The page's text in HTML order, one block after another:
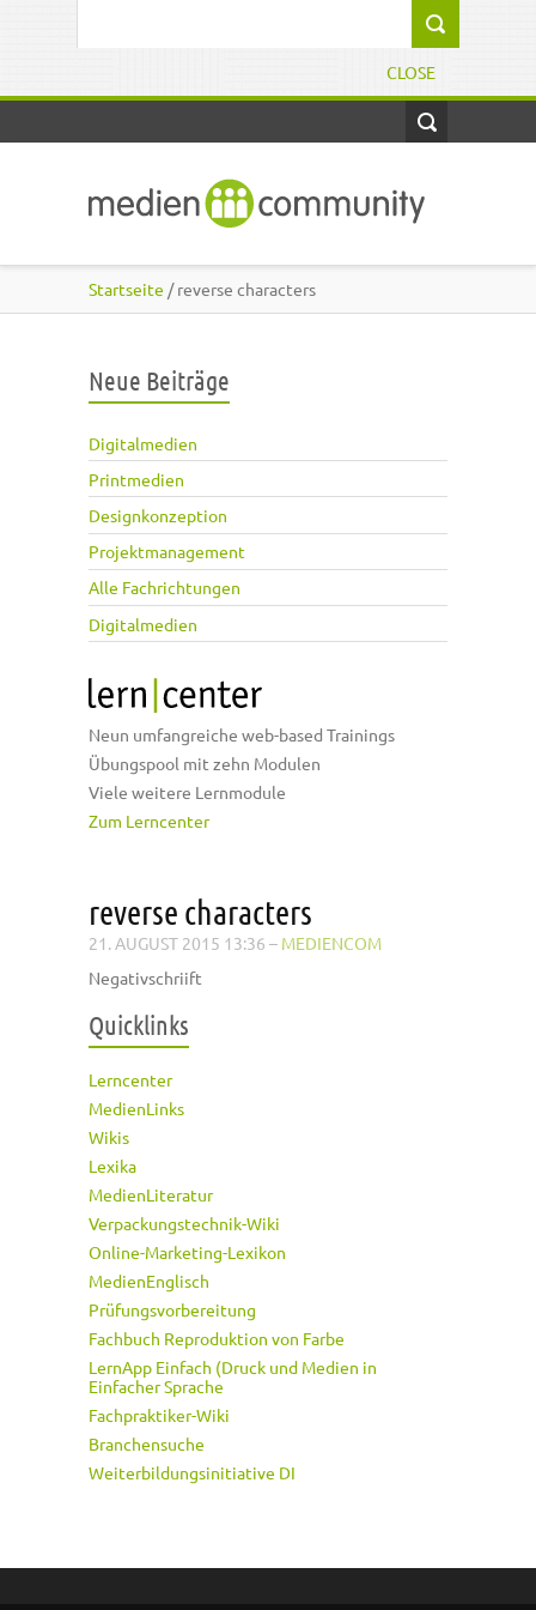
CLOSE
Startseite / reverse characters
Neue Beiträge
Digitalmedien
Printmedien
Designkonzeption
Projektmanagement
Alle Fachrichtungen
Digitalmedien
Neun umfangreiche web-based Trainings
Übungspool mit zehn Modulen
Viele weitere Lernmodule
Zum Lerncenter
reverse characters
21. AUGUST 2015 13:36 – MEDIENCOM
Negativschriift
Quicklinks
Lerncenter
MedienLinks
Wikis
Lexika
MedienLiteratur
Verpackungstechnik-Wiki
Online-Marketing-Lexikon
MedienEnglisch
Prüfungsvorbereitung
Fachbuch Reproduktion von Farbe
LernApp Einfach (Druck und Medien in
Einfacher Sprache
Fachpraktiker-Wiki
Branchensuche
Weiterbildungsinitiative DI